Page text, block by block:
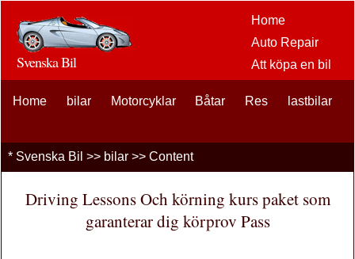
Home
Auto Repair
Att köpa en bil
eftermarknaden
Finansiering
bil underhåll
Svenska Bil
Home bilar Motorcyklar Båtar Res lastbilar
* Svenska Bil >> bilar >> Content
Driving Lessons Och körning kurs paket som
garanterar dig körprov Pass